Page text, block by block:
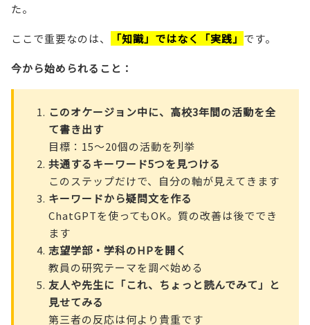
た。
ここで重要なのは、 「知識」ではなく「実践」 です。
今から始められること：
このオケージョン中に、高校3年間の活動を全
て書き出す
目標：15～20個の活動を列挙
共通するキーワード5つを見つける
このステップだけで、自分の軸が見えてきます
キーワードから疑問文を作る
ChatGPTを使ってもOK。質の改善は後ででき
ます
志望学部・学科のHPを開く
教員の研究テーマを調べ始める
友人や先生に「これ、ちょっと読んでみて」と
見せてみる
第三者の反応は何より貴重です